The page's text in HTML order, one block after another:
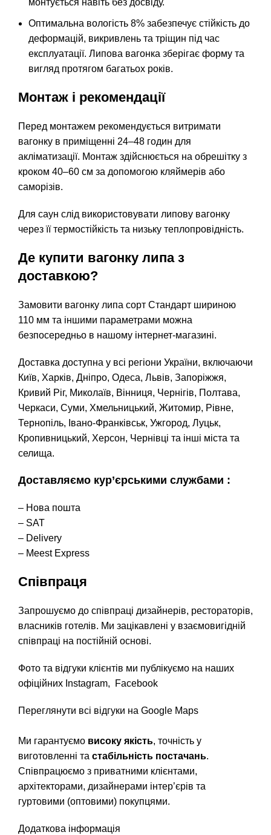
монтується навіть без досвіду.
Оптимальна вологість 8% забезпечує стійкість до
деформацій, викривлень та тріщин під час
експлуатації. Липова вагонка зберігає форму та
вигляд протягом багатьох років.
Монтаж і рекомендації
Перед монтажем рекомендується витримати
вагонку в приміщенні 24–48 годин для
акліматизації. Монтаж здійснюється на обрешітку з
кроком 40–60 см за допомогою кляймерів або
саморізів.
Для саун слід використовувати липову вагонку
через її термостійкість та низьку теплопровідність.
Де купити вагонку липа з
доставкою?
Замовити вагонку липа сорт Стандарт шириною
110 мм та іншими параметрами можна
безпосередньо в нашому інтернет-магазині.
Доставка доступна у всі регіони України, включаючи
Київ, Харків, Дніпро, Одеса, Львів, Запоріжжя,
Кривий Ріг, Миколаїв, Вінниця, Чернігів, Полтава,
Черкаси, Суми, Хмельницький, Житомир, Рівне,
Тернопіль, Івано-Франківськ, Ужгород, Луцьк,
Кропивницький, Херсон, Чернівці та інші міста та
селища.
Доставляємо кур’єрськими службами :
– Нова пошта
– SAT
– Delivery
– Meest Express
Співпраця
Запрошуємо до співпраці дизайнерів, рестораторів,
власників готелів. Ми зацікавлені у взаємовигідній
співпраці на постійній основі.
Фото та відгуки клієнтів ми публікуємо на наших
офіційних Instagram, Facebook
Переглянути всі відгуки на Google Maps
Ми гарантуємо високу якість, точність у
виготовленні та стабільність постачань.
Співпрацюємо з приватними клієнтами,
архітекторами, дизайнерами інтер’єрів та
гуртовими (оптовими) покупцями.
Додаткова інформація